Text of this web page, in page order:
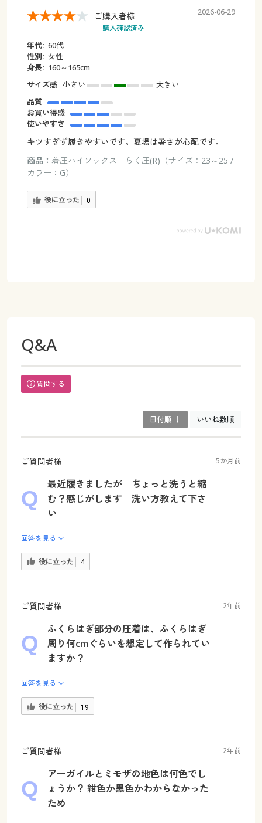
ご購入者様
購入確認済み
2026-06-29
年代: 60代
性別: 女性
身長: 160～165cm
サイズ感 小さい
大きい
品質
お買い得感
使いやすさ
キツすぎず履きやすいです。夏場は暑さが心配です。
商品： 着圧ハイソックス らく圧(R)（サイズ：23～25 /
カラー：G）
役に立った 0
Q&A
質問する
日付順 ↓ いいね数順
ご質問者様 5か月前
最近履きましたが ちょっと洗うと縮
む？感じがします 洗い方教えて下さ
い
回答を見る
役に立った 4
ご質問者様 2年前
ふくらはぎ部分の圧着は、ふくらはぎ
周り何cmぐらいを想定して作られてい
ますか？
回答を見る
役に立った 19
ご質問者様 2年前
アーガイルとミモザの地色は何色でし
ょうか？ 紺色か黒色かわからなかった
ため